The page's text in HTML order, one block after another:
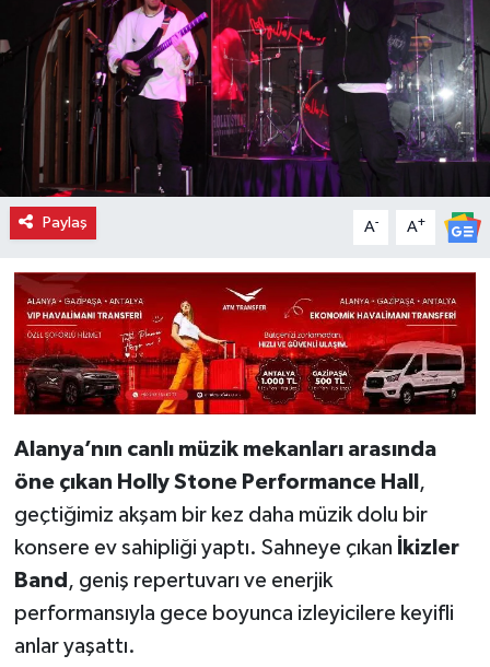
Paylaş A- A+
Alanya’nın canlı müzik mekanları arasında
öne çıkan Holly Stone Performance Hall ,
geçtiğimiz akşam bir kez daha müzik dolu bir
konsere ev sahipliği yaptı. Sahneye çıkan
İkizler
Band , geniş repertuvarı ve enerjik
performansıyla gece boyunca izleyicilere keyifli
anlar yaşattı.